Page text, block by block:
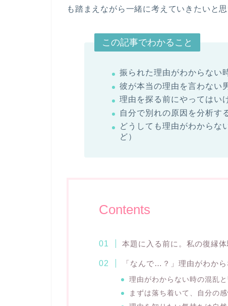
も踏まえながら一緒に考えていきたいと思
この記事でわかること
振られた理由がわからない
彼が本当の理由を言わない
理由を探る前にやってはい
自分で別れの原因を分析す
どうしても理由がわからな
ど）
Contents
本題に入る前に。私の復縁体
「なんで…？」理由がわか
理由がわからない時の混乱
まずは落ち着いて、自分の